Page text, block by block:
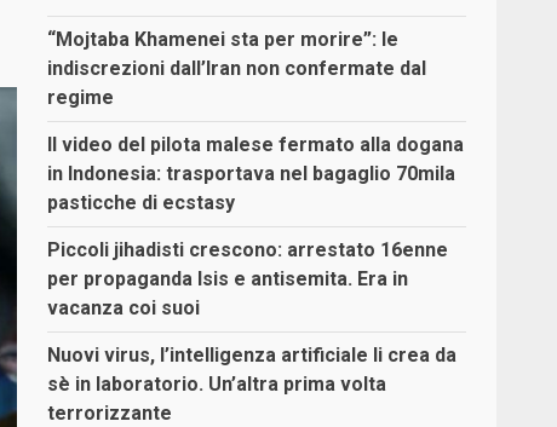
“Mojtaba Khamenei sta per morire”: le
indiscrezioni dall’Iran non confermate dal
regime
Il video del pilota malese fermato alla dogana
in Indonesia: trasportava nel bagaglio 70mila
pasticche di ecstasy
Piccoli jihadisti crescono: arrestato 16enne
per propaganda Isis e antisemita. Era in
vacanza coi suoi
Nuovi virus, l’intelligenza artificiale li crea da
sè in laboratorio. Un’altra prima volta
terrorizzante